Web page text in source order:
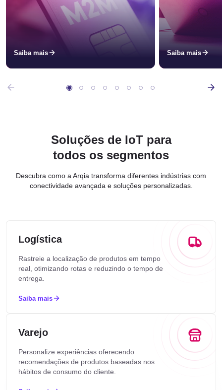
Saiba mais Saiba mais
Soluções de IoT para
todos os segmentos
Descubra como a Arqia transforma diferentes indústrias com
conectividade avançada e soluções personalizadas.
Logística
Rastreie a localização de produtos em tempo
real, otimizando rotas e reduzindo o tempo de
entrega.
Saiba mais
Varejo
Personalize experiências oferecendo
recomendações de produtos baseadas nos
hábitos de consumo do cliente.